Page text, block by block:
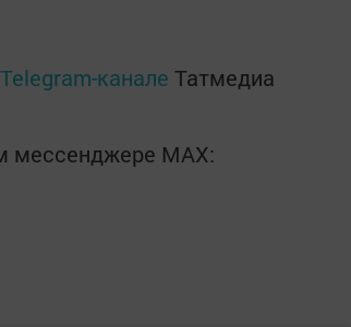
Telegram-канале Татмедиа
мессенджере MАХ: